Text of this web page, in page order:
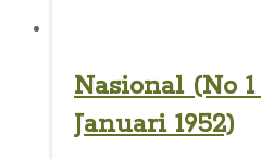
Nasional (No
Januari 1952)